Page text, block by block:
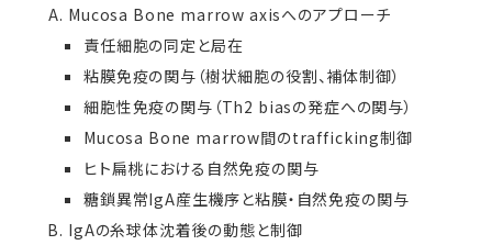
Mucosa Bone marrow axisへのアプローチ
責任細胞の同定と局在
粘膜免疫の関与（樹状細胞の役割、補体制御）
細胞性免疫の関与（Th2 biasの発症への関与）
Mucosa Bone marrow間のtrafficking制御
ヒト扁桃における自然免疫の関与
糖鎖異常IgA産生機序と粘膜・自然免疫の関与
IgAの糸球体沈着後の動態と制御